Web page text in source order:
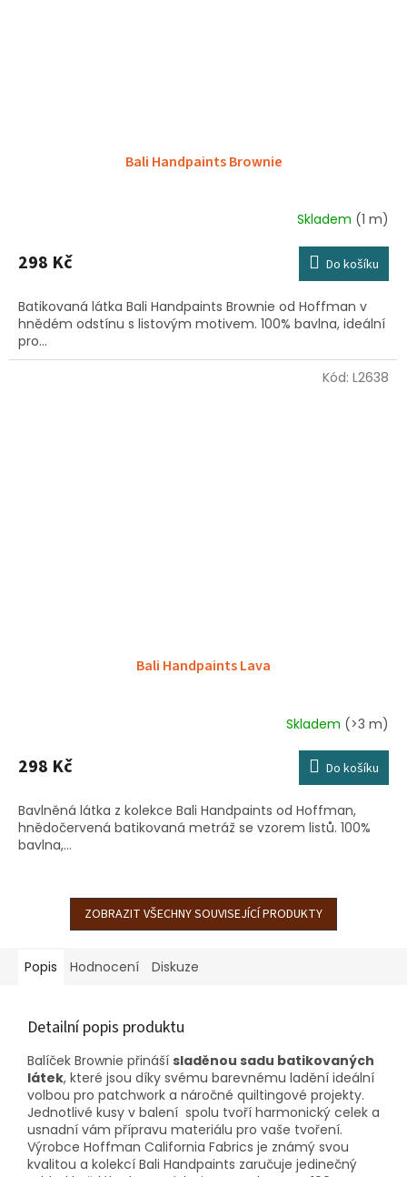
Bali Handpaints Brownie
Skladem (1 m)
298 Kč Do košíku
Batikovaná látka Bali Handpaints Brownie od Hoffman v
hnědém odstínu s listovým motivem. 100% bavlna, ideální
pro...
Bali Handpaints Lava
Skladem (>3 m)
298 Kč Do košíku
Bavlněná látka z kolekce Bali Handpaints od Hoffman,
hnědočervená batikovaná metráž se vzorem listů. 100%
bavlna,...
Kód: L2638
ZOBRAZIT VŠECHNY SOUVISEJÍCÍ PRODUKTY
Popis Hodnocení Diskuze
Detailní popis produktu
Balíček Brownie přináší sladěnou sadu batikovaných
látek, které jsou díky svému barevnému ladění ideální
volbou pro patchwork a náročné quiltingové projekty.
Jednotlivé kusy v balení spolu tvoří harmonický celek a
usnadní vám přípravu materiálu pro vaše tvoření.
Výrobce Hoffman California Fabrics je známý svou
kvalitou a kolekcí Bali Handpaints zaručuje jedinečný